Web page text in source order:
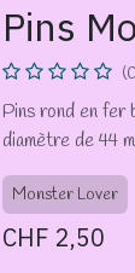
Pins
Pins rond en fer
diamètre de 44
Monster Lover
CHF 2,50